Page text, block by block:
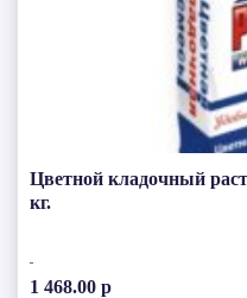
Цветной кладочный
кг.
1 468.00 р